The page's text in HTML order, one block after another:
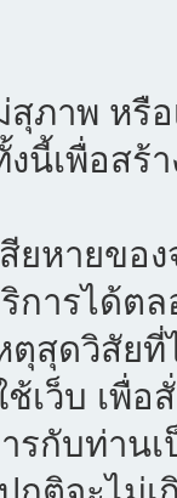
ภาพ หรื
นี้เพื่อสร้
ยหายขอ
ารได้ตล
ตุสุดวิสัย
เว็บ เพื่อ
รกับท่าน